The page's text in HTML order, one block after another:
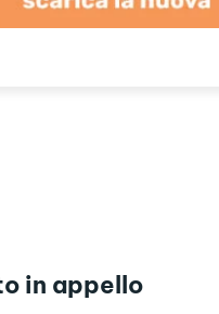
in appello